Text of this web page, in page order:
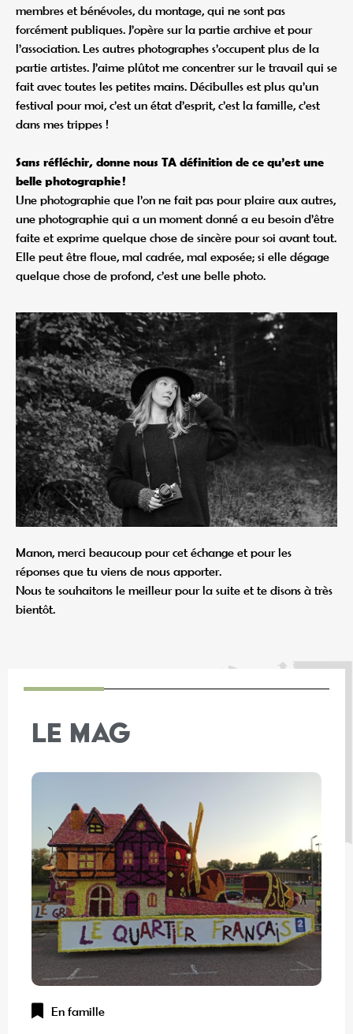
membres et bénévoles, du montage, qui ne sont pas
forcément publiques. J’opère sur la partie archive et pour
l’association. Les autres photographes s’occupent plus de la
partie artistes. J’aime plûtot me concentrer sur le travail qui se
fait avec toutes les petites mains. Décibulles est plus qu’un
festival pour moi, c’est un état d’esprit, c’est la famille, c’est
dans mes trippes !
Sans réfléchir, donne nous TA définition de ce qu’est une
belle photographie !
Une photographie que l’on ne fait pas pour plaire aux autres,
une photographie qui a un moment donné a eu besoin d’être
faite et exprime quelque chose de sincère pour soi avant tout.
Elle peut être floue, mal cadrée, mal exposée; si elle dégage
quelque chose de profond, c’est une belle photo.
Manon, merci beaucoup pour cet échange et pour les
réponses que tu viens de nous apporter.
Nous te souhaitons le meilleur pour la suite et te disons à très
bientôt.
LE MAG
En famille